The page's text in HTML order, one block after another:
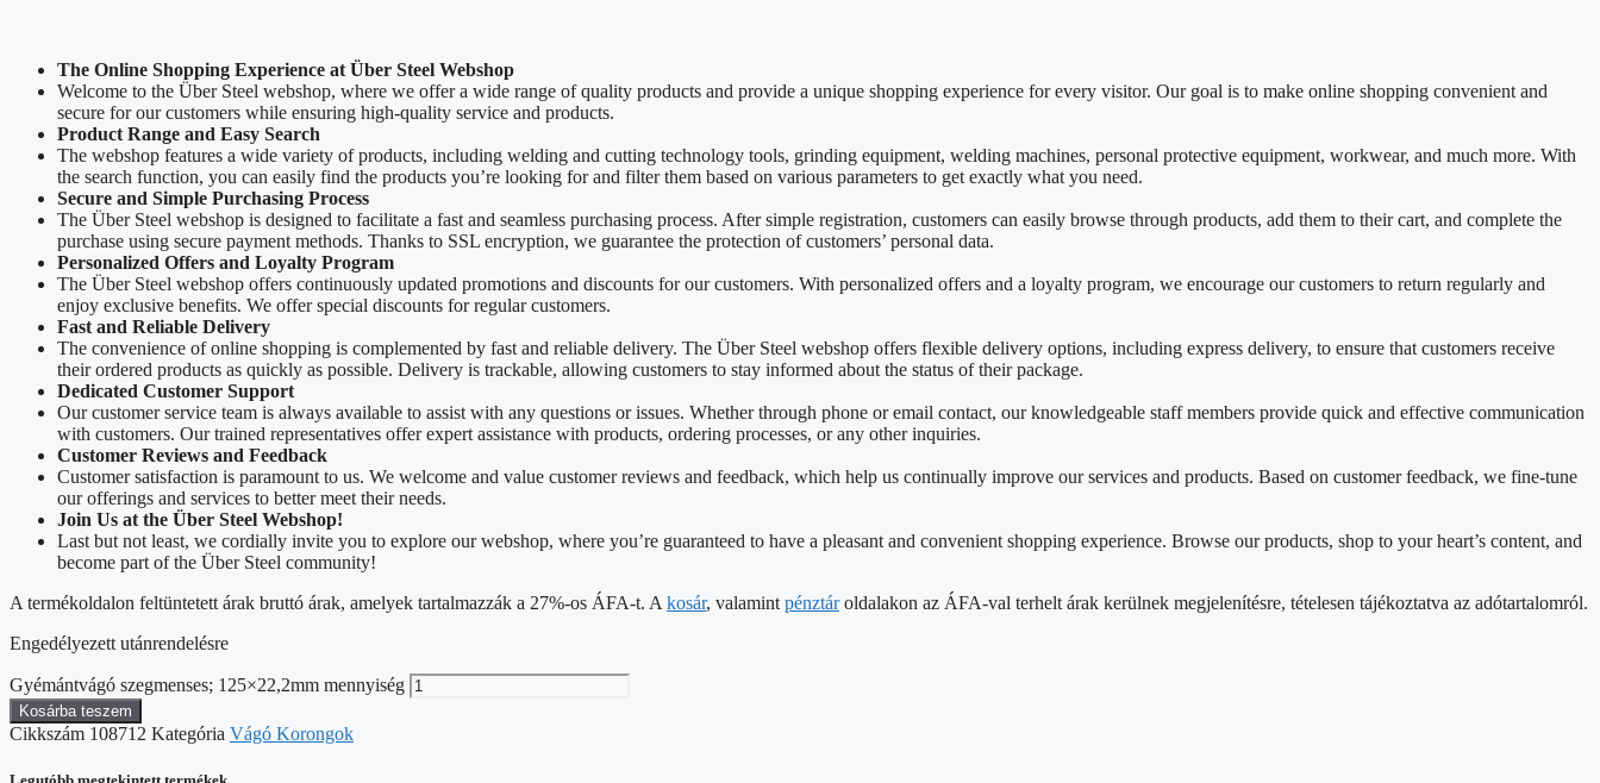
The Online Shopping Experience at Über Steel Webshop
Welcome to the Über Steel webshop, where we offer a wide range of quality products and provide a unique shopping experience for every visitor. Our goal is to make online shopping convenient and
secure for our customers while ensuring high-quality service and products.
Product Range and Easy Search
The webshop features a wide variety of products, including welding and cutting technology tools, grinding equipment, welding machines, personal protective equipment, workwear, and much more. With
the search function, you can easily find the products you’re looking for and filter them based on various parameters to get exactly what you need.
Secure and Simple Purchasing Process
The Über Steel webshop is designed to facilitate a fast and seamless purchasing process. After simple registration, customers can easily browse through products, add them to their cart, and complete the
purchase using secure payment methods. Thanks to SSL encryption, we guarantee the protection of customers’ personal data.
Personalized Offers and Loyalty Program
The Über Steel webshop offers continuously updated promotions and discounts for our customers. With personalized offers and a loyalty program, we encourage our customers to return regularly and
enjoy exclusive benefits. We offer special discounts for regular customers.
Fast and Reliable Delivery
The convenience of online shopping is complemented by fast and reliable delivery. The Über Steel webshop offers flexible delivery options, including express delivery, to ensure that customers receive
their ordered products as quickly as possible. Delivery is trackable, allowing customers to stay informed about the status of their package.
Dedicated Customer Support
Our customer service team is always available to assist with any questions or issues. Whether through phone or email contact, our knowledgeable staff members provide quick and effective communication
with customers. Our trained representatives offer expert assistance with products, ordering processes, or any other inquiries.
Customer Reviews and Feedback
Customer satisfaction is paramount to us. We welcome and value customer reviews and feedback, which help us continually improve our services and products. Based on customer feedback, we fine-tune
our offerings and services to better meet their needs.
Join Us at the Über Steel Webshop!
Last but not least, we cordially invite you to explore our webshop, where you’re guaranteed to have a pleasant and convenient shopping experience. Browse our products, shop to your heart’s content, and
become part of the Über Steel community!
A termékoldalon feltüntetett árak bruttó árak, amelyek tartalmazzák a 27%-os ÁFA-t. A kosár, valamint pénztároldalakon az ÁFA-val terhelt árak kerülnek megjelenítésre, tételesen tájékoztatva az adótartalomról.
Engedélyezett utánrendelésre
Gyémántvágó szegmenses; 125×22,2mm mennyiség
Kosárba teszem
Cikkszám 108712 Kategória Vágó Korongok